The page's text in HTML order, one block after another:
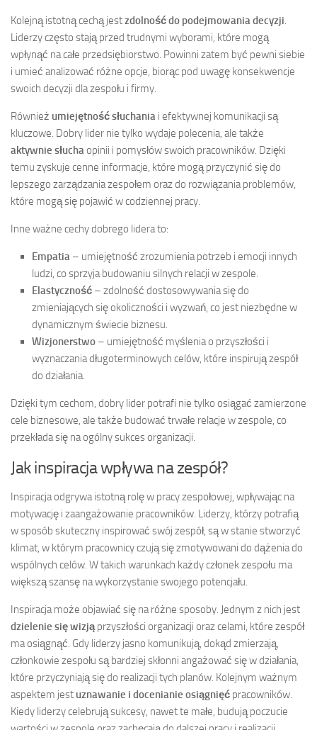
Kolejną istotną cechą jestzdolność do podejmowania decyzji.
Liderzy często stają przed trudnymi wyborami, które mogą
wpłynąć na całe przedsiębiorstwo. Powinni zatem być pewni siebie
i umieć analizować różne opcje, biorąc pod uwagę konsekwencje
swoich decyzji dla zespołu i firmy.
Również umiejętność słuchania i efektywnej komunikacji są
kluczowe. Dobry lider nie tylko wydaje polecenia, ale także
aktywnie słuchaopinii i pomysłów swoich pracowników. Dzięki
temu zyskuje cenne informacje, które mogą przyczynić się do
lepszego zarządzania zespołem oraz do rozwiązania problemów,
które mogą się pojawić w codziennej pracy.
Inne ważne cechy dobrego lidera to:
Empatia – umiejętność zrozumienia potrzeb i emocji innych
ludzi, co sprzyja budowaniu silnych relacji w zespole.
Elastyczność – zdolność dostosowywania się do
zmieniających się okoliczności i wyzwań, co jest niezbędne w
dynamicznym świecie biznesu.
Wizjonerstwo – umiejętność myślenia o przyszłości i
wyznaczania długoterminowych celów, które inspirują zespół
do działania.
Dzięki tym cechom, dobry lider potrafi nie tylko osiągać zamierzone
cele biznesowe, ale także budować trwałe relacje w zespole, co
przekłada się na ogólny sukces organizacji.
Jak inspiracja wpływa na zespół?
Inspiracja odgrywa istotną rolę w pracy zespołowej, wpływając na
motywację i zaangażowanie pracowników. Liderzy, którzy potrafią
w sposób skuteczny inspirować swój zespół, są w stanie stworzyć
klimat, w którym pracownicy czują się zmotywowani do dążenia do
wspólnych celów. W takich warunkach każdy członek zespołu ma
większą szansę na wykorzystanie swojego potencjału.
Inspiracja może objawiać się na różne sposoby. Jednym z nich jest
dzielenie się wizjąprzyszłości organizacji oraz celami, które zespół
ma osiągnąć. Gdy liderzy jasno komunikują, dokąd zmierzają,
członkowie zespołu są bardziej skłonni angażować się w działania,
które przyczyniają się do realizacji tych planów. Kolejnym ważnym
aspektem jest uznawanie i docenianie osiągnięć pracowników.
Kiedy liderzy celebrują sukcesy, nawet te małe, budują poczucie